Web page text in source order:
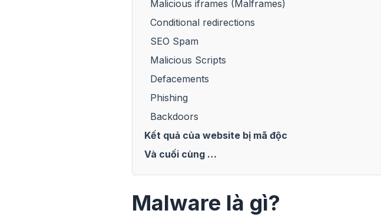
Malicious iframes (Malframes)
Conditional redirections
SEO Spam
Malicious Scripts
Defacements
Phishing
Backdoors
Kết quả của website bị mã độc
Và cuối cùng …
Malware là gì?